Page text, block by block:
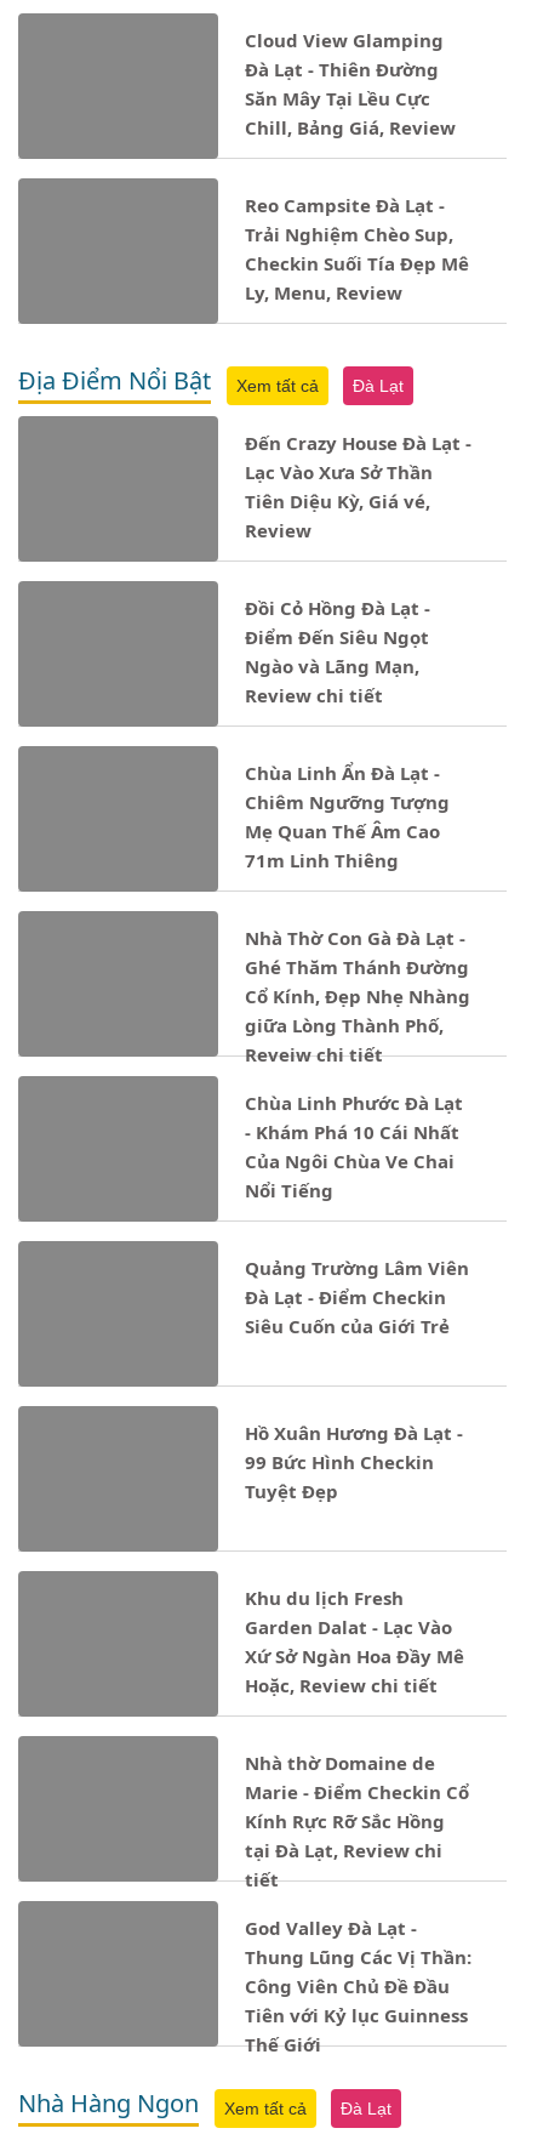
Cloud View Glamping
Đà Lạt - Thiên Đường
Săn Mây Tại Lều Cực
Chill, Bảng Giá, Review
Reo Campsite Đà Lạt -
Trải Nghiệm Chèo Sup,
Checkin Suối Tía Đẹp Mê
Ly, Menu, Review
Địa Điểm Nổi Bật Xem tất cả Đà Lạt
Đến Crazy House Đà Lạt -
Lạc Vào Xưa Sở Thần
Tiên Diệu Kỳ, Giá vé,
Review
Đồi Cỏ Hồng Đà Lạt -
Điểm Đến Siêu Ngọt
Ngào và Lãng Mạn,
Review chi tiết
Chùa Linh Ẩn Đà Lạt -
Chiêm Ngưỡng Tượng
Mẹ Quan Thế Âm Cao
71m Linh Thiêng
Nhà Thờ Con Gà Đà Lạt -
Ghé Thăm Thánh Đường
Cổ Kính, Đẹp Nhẹ Nhàng
giữa Lòng Thành Phố,
Reveiw chi tiết
Chùa Linh Phước Đà Lạt
- Khám Phá 10 Cái Nhất
Của Ngôi Chùa Ve Chai
Nổi Tiếng
Quảng Trường Lâm Viên
Đà Lạt - Điểm Checkin
Siêu Cuốn của Giới Trẻ
Hồ Xuân Hương Đà Lạt -
99 Bức Hình Checkin
Tuyệt Đẹp
Khu du lịch Fresh
Garden Dalat - Lạc Vào
Xứ Sở Ngàn Hoa Đầy Mê
Hoặc, Review chi tiết
Nhà thờ Domaine de
Marie - Điểm Checkin Cổ
Kính Rực Rỡ Sắc Hồng
tại Đà Lạt, Review chi
tiết
God Valley Đà Lạt -
Thung Lũng Các Vị Thần:
Công Viên Chủ Đề Đầu
Tiên với Kỷ lục Guinness
Thế Giới
Nhà Hàng Ngon Xem tất cả Đà Lạt